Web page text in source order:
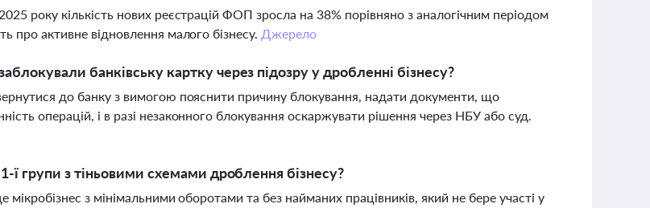
року кількість нових реєстрацій ФОП зросла на 38% порівняно з аналогічним періодом
про активне відновлення малого бізнесу. Джерело
банківську картку через підозру у дробленні бізнесу?
до банку з вимогою пояснити причину блокування, надати документи, що
операцій, і в разі незаконного блокування оскаржувати рішення через НБУ або суд.
ї групи з тіньовими схемами дроблення бізнесу?
з мінімальними оборотами та без найманих працівників, який не бере участі у